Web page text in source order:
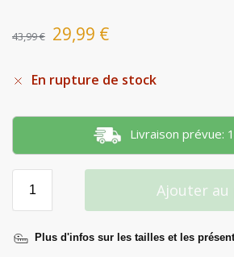
43,99€ 29,99 €
En rupture de stock
Livraison prévue:
Ajouter au
Plus d'infos sur les tailles et les